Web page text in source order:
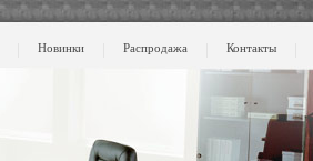
Новинки Распродажа Контакты